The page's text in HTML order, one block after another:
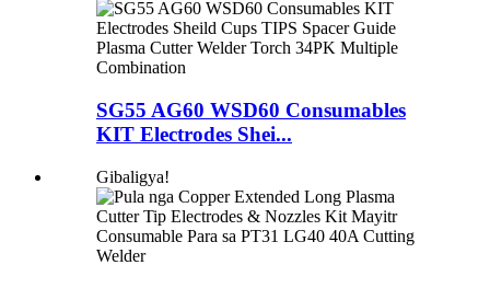
SG55 AG60 WSD60 Consumables
KIT Electrodes Shei...
Gibaligya!